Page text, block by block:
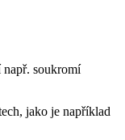
soukromí
jako je například